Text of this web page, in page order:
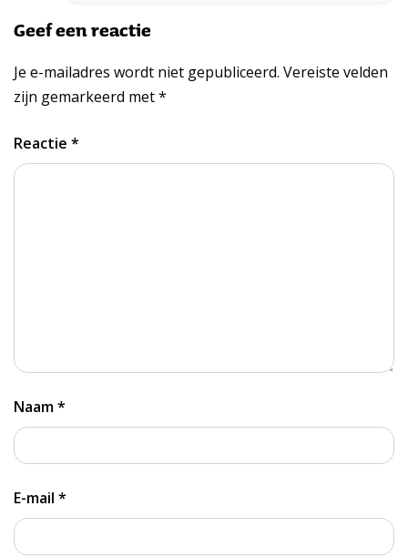
Geef een reactie
Je e-mailadres wordt niet gepubliceerd. Vereiste velden
zijn gemarkeerd met*
Reactie *
Naam*
E-mail *